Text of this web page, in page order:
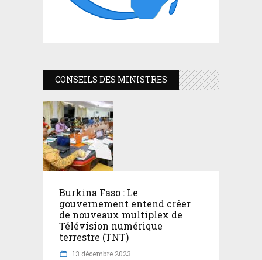
CONSEILS DES MINISTRES
Burkina Faso : Le
gouvernement entend créer
de nouveaux multiplex de
Télévision numérique
terrestre (TNT)
13 décembre 2023